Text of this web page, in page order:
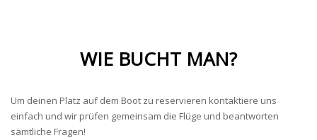
WIE BUCHT MAN?
Um deinen Platz auf dem Boot zu reservieren kontaktiere uns
einfach und wir prüfen gemeinsam die Flüge und beantworten
sämtliche Fragen!